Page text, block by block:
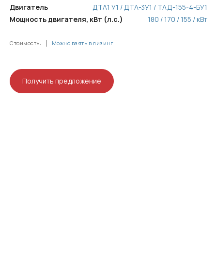
Двигатель
ДТА1 У1 / ДТА-3У1 / ТАД-155-4-БУ1
Мощность двигателя, кВт (л.с.)
180 / 170 / 155 / кВт
Стоимость: Можно взять в лизинг
Получить предложение